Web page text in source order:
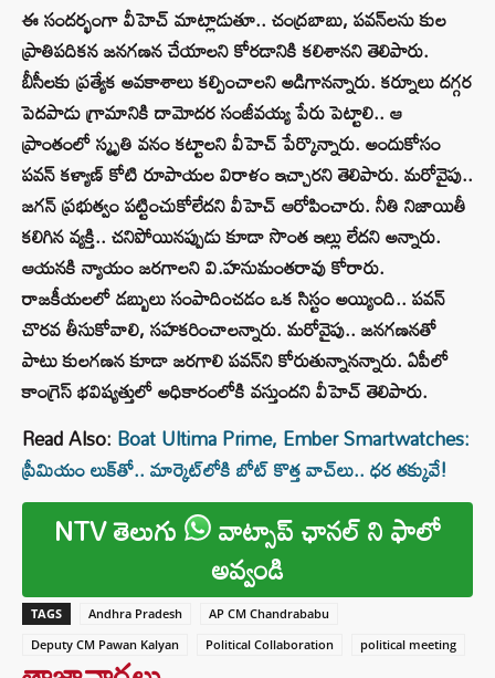
ఈ సందర్భంగా వీహెచ్ మాట్లాడుతూ.. చంద్రబాబు, పవన్‌లను కుల
ప్రాతిపదికన జనగణన చేయాలని కోరడానికి కలిశానని తెలిపారు.
బీసీలకు ప్రత్యేక అవకాశాలు కల్పించాలని అడిగానన్నారు. కర్నూలు దగ్గర
పెదపాడు గ్రామానికి దామోదర సంజీవయ్య పేరు పెట్టాలి.. ఆ
ప్రాంతంలో స్మృతి వనం కట్టాలని వీహెచ్ పేర్కొన్నారు. అందుకోసం
పవన్ కళ్యాణ్ కోటి రూపాయల విరాళం ఇచ్చారని తెలిపారు. మరోవైపు..
జగన్ ప్రభుత్వం పట్టించుకోలేదని వీహెచ్ ఆరోపించారు. నీతి నిజాయితీ
కలిగిన వ్యక్తి.. చనిపోయినప్పుడు కూడా సొంత ఇల్లు లేదని అన్నారు.
ఆయనకి న్యాయం జరగాలని వి.హనుమంతరావు కోరారు.
రాజకీయలలో డబ్బులు సంపాదించడం ఒక సిస్టం అయ్యింది.. పవన్
చొరవ తీసుకోవాలి, సహకరించాలన్నారు. మరోవైపు.. జనగణనతో
పాటు కులగణన కూడా జరగాలి పవన్‌ని కోరుతున్నానన్నారు. ఏపీలో
కాంగ్రెస్ భవిష్యత్తులో అధికారంలోకి వస్తుందని వీహెచ్ తెలిపారు.
Read Also: Boat Ultima Prime, Ember Smartwatches:
ప్రీమియం లుక్‌తో.. మార్కెట్‌లోకి బోట్ కొత్త వాచ్‌లు.. ధర తక్కువే!
NTV తెలుగు వాట్సాప్ ఛానల్ ని ఫాలో
అవ్వండి
TAGS Andhra Pradesh
AP CM Chandrababu
Deputy CM Pawan Kalyan
Political Collaboration political meeting